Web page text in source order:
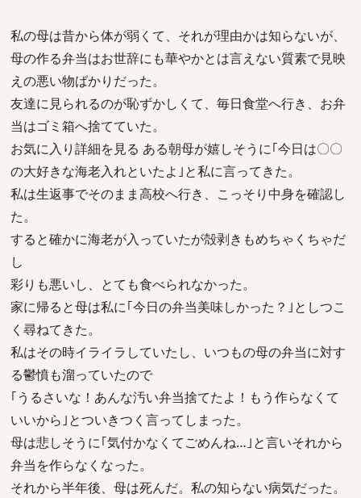
私の母は昔から体が弱くて、それが理由かは知らないが、
母の作る弁当はお世辞にも華やかとは言えない質素で見映
えの悪い物ばかりだった。
友達に見られるのが恥ずかしくて、毎日食堂へ行き、お弁
当はゴミ箱へ捨てていた。
お気に入り詳細を見る ある朝母が嬉しそうに｢今日は〇〇
の大好きな海老入れといたよ｣と私に言ってきた。
私は生返事でそのまま高校へ行き、こっそり中身を確認し
た。
すると確かに海老が入っていたが殻剥きもめちゃくちゃだ
し
彩りも悪いし、とても食べられなかった。
家に帰ると母は私に｢今日の弁当美味しかった？｣としつこ
く尋ねてきた。
私はその時イライラしていたし、いつもの母の弁当に対す
る鬱憤も溜っていたので
｢うるさいな！あんな汚い弁当捨てたよ！もう作らなくて
いいから｣とついきつく言ってしまった。
母は悲しそうに｢気付かなくてごめんね…｣と言いそれから
弁当を作らなくなった。
それから半年後、母は死んだ。私の知らない病気だった。